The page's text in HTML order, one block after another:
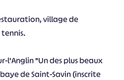
village de
l'Anglin "Un des plus beaux
de Saint-Savin (inscrite